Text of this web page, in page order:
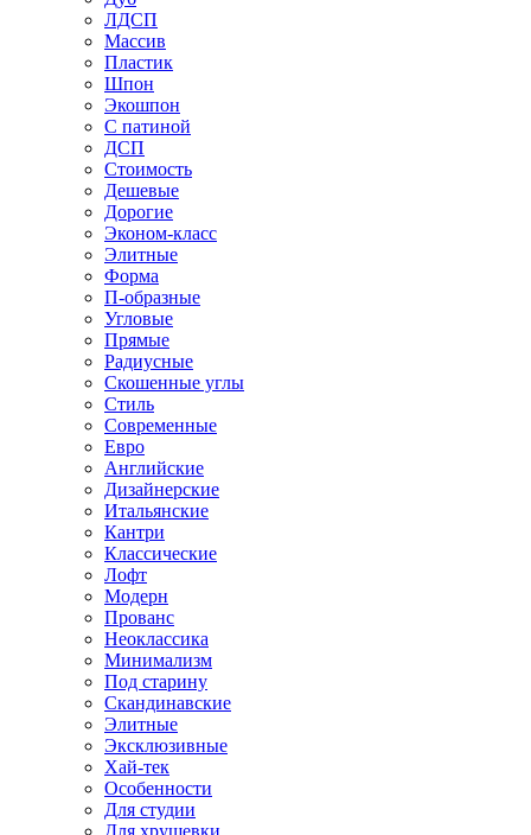
ЛДСП
Массив
Пластик
Шпон
Экошпон
С патиной
ДСП
Стоимость
Дешевые
Дорогие
Эконом-класс
Элитные
Форма
П-образные
Угловые
Прямые
Радиусные
Скошенные углы
Стиль
Современные
Евро
Английские
Дизайнерские
Итальянские
Кантри
Классические
Лофт
Модерн
Прованс
Неоклассика
Минимализм
Под старину
Скандинавские
Элитные
Эксклюзивные
Хай-тек
Особенности
Для студии
Для хрущевки